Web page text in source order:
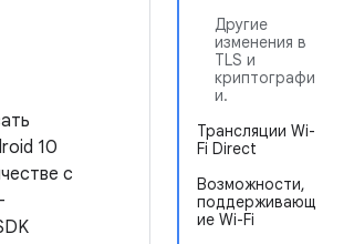
Другие
изменения в
TLS и
криптографи
и.
Трансляции Wi-
Fi Direct
Возможности,
поддерживающ
ие Wi-Fi
10
с